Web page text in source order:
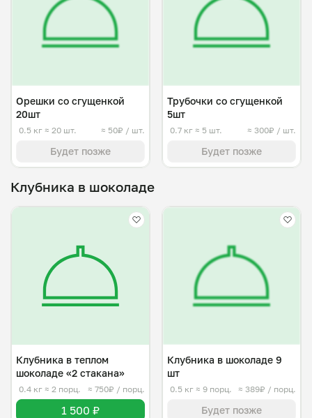
Орешки со сгущенкой
20шт
0.5 кг ≈ 20 шт. ≈ 50₽ / шт.
Будет позже
Трубочки со сгущенкой
5шт
0.7 кг ≈ 5 шт. ≈ 300₽ / шт.
Будет позже
Клубника в шоколаде
Клубника в теплом
шоколаде «2 стакана»
0.4 кг ≈ 2 порц. ≈ 750₽ / порц.
1 500 ₽
Клубника в шоколаде 9
шт
0.5 кг ≈ 9 порц. ≈ 389₽ / порц.
Будет позже